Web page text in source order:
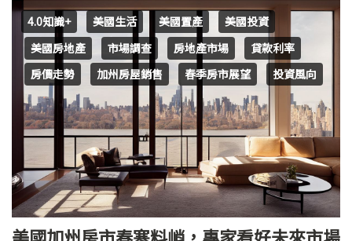
4.0知識+ 美國生活 美國置產
美國投資
美國房地產
市場調查 房地產市場
貸款利率
房價走勢
加州房屋銷售 春季房市展望 投資風向